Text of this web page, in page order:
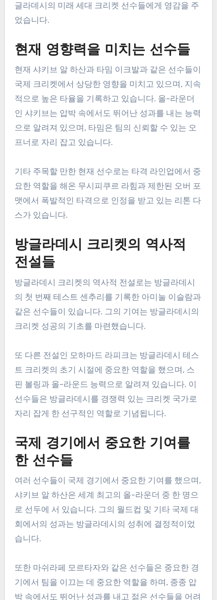
글라데시의 미래 세대 크리켓 선수들에게 영감을 주
었습니다.
현재 영향력을 미치는 선수들
현재 샤키브 알 하산과 타밈 이크발과 같은 선수들이
국제 크리켓에서 상당한 영향을 미치고 있으며, 지속
적으로 높은 타율을 기록하고 있습니다. 올-라운더
인 샤키브는 압박 속에서도 뛰어난 성과를 내는 능력
으로 알려져 있으며, 타밈은 팀의 신뢰할 수 있는 오
프너로 자리 잡고 있습니다.
기타 주목할 만한 현재 선수로는 타격 라인업에서 중
요한 역할을 해온 무시피쿠르 라힘과 제한된 오버 포
맷에서 폭발적인 타격으로 인정을 받고 있는 리톤 다
스가 있습니다.
방글라데시 크리켓의 역사적
전설들
방글라데시 크리켓의 역사적 전설로는 방글라데시
의 첫 번째 테스트 센추리를 기록한 아미눌 이슬람과
같은 선수들이 있습니다. 그의 기여는 방글라데시의
크리켓 성공의 기초를 마련했습니다.
또 다른 전설인 모하마드 라피크는 방글라데시 테스
트 크리켓의 초기 시절에 중요한 역할을 했으며, 스
핀 볼링과 올-라운드 능력으로 알려져 있습니다. 이
선수들은 방글라데시를 경쟁력 있는 크리켓 국가로
자리 잡게 한 선구적인 역할로 기념됩니다.
국제 경기에서 중요한 기여를
한 선수들
여러 선수들이 국제 경기에서 중요한 기여를 했으며,
샤키브 알 하산은 세계 최고의 올-라운더 중 한 명으
로 선두에 서 있습니다. 그의 월드컵 및 기타 국제 대
회에서의 성과는 방글라데시의 성취에 결정적이었
습니다.
또한 마쉬라페 모르타자와 같은 선수들은 중요한 경
기에서 팀을 이끄는 데 중요한 역할을 하며, 종종 압
박 속에서도 뛰어난 성과를 내고 젊은 선수들을 어려